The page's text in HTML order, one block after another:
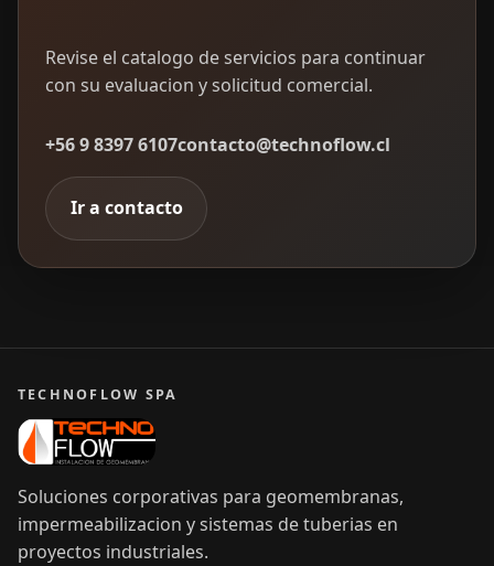
Revise el catalogo de servicios para continuar
con su evaluacion y solicitud comercial.
+56 9 8397 6107contacto@technoflow.cl
Ir a contacto
TECHNOFLOW SPA
Soluciones corporativas para geomembranas,
impermeabilizacion y sistemas de tuberias en
proyectos industriales.